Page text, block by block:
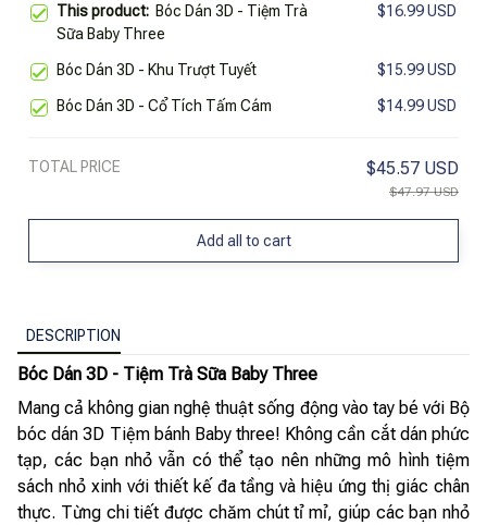
This product: Bóc Dán 3D - Tiệm Trà
Sữa Baby Three
$16.99 USD
Bóc Dán 3D - Khu Trượt Tuyết $15.99 USD
Bóc Dán 3D - Cổ Tích Tấm Cám $14.99 USD
TOTAL PRICE $45.57 USD
$47.97 USD
Add all to cart
DESCRIPTION
Bóc Dán 3D - Tiệm Trà Sữa Baby Three
Mang cả không gian nghệ thuật sống động vào tay bé với Bộ
bóc dán 3D Tiệm bánh Baby three! Không cần cắt dán phức
tạp, các bạn nhỏ vẫn có thể tạo nên những mô hình tiệm
sách nhỏ xinh với thiết kế đa tầng và hiệu ứng thị giác chân
thực. Từng chi tiết được chăm chút tỉ mỉ, giúp các bạn nhỏ